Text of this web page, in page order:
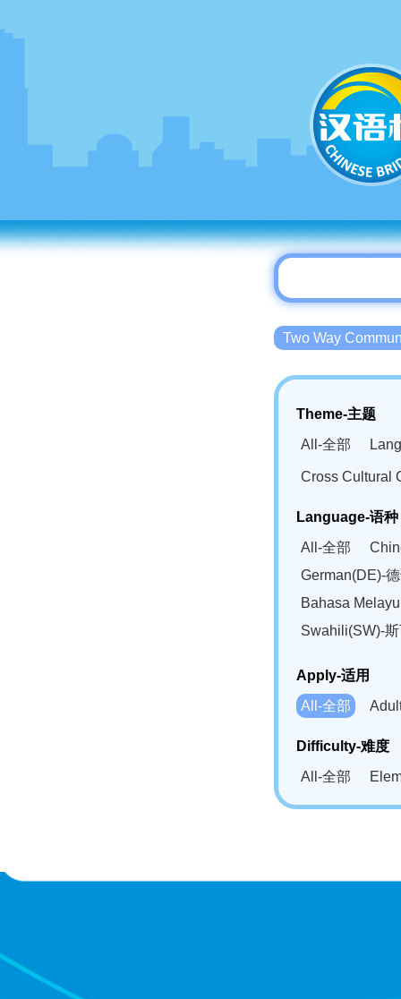
Two Way
Theme-主题
All-全部
Cross Cultural
Language-语种
All-全部
German(DE)-
Bahasa
Swahili(SW)-
Apply-适用
All-全部
Difficulty-难度
All-全部